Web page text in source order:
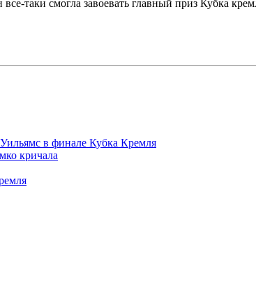
таки смогла завоевать главный приз Кубка
Уильямс в финале Кубка Кремля
кричала